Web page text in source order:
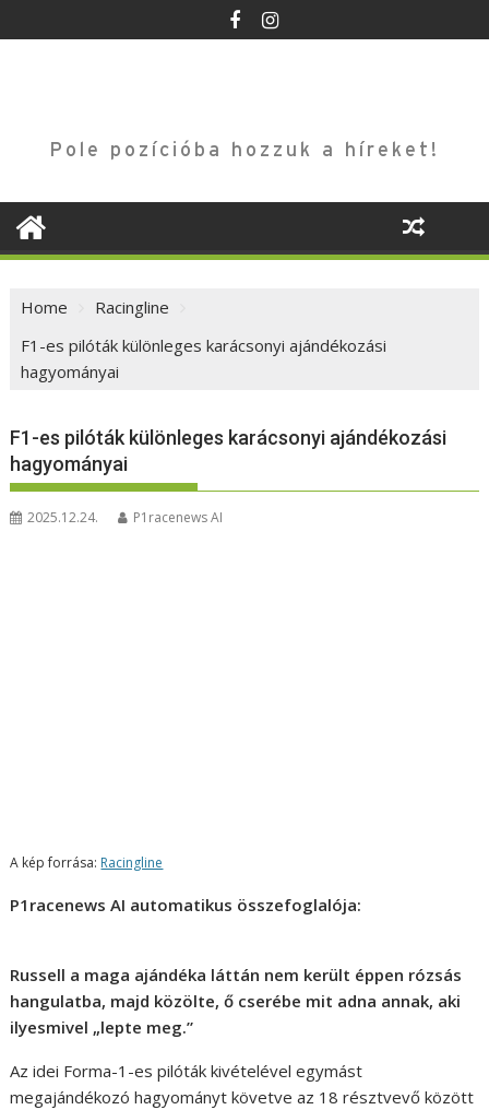
to
Pole pozícióba hozzuk a híreket!
Home
Racingline
F1-es pilóták különleges karácsonyi ajándékozási
hagyományai
F1-es pilóták különleges karácsonyi ajándékozási
hagyományai
2025.12.24. P1racenews AI
A kép forrása: Racingline
P1racenews AI automatikus összefoglalója:
Russell a maga ajándéka láttán nem került éppen rózsás
hangulatba, majd közölte, ő cserébe mit adna annak, aki
ilyesmivel „lepte meg.”
Az idei Forma-1-es pilóták kivételével egymást
megajándékozó hagyományt követve az 18 résztvevő között